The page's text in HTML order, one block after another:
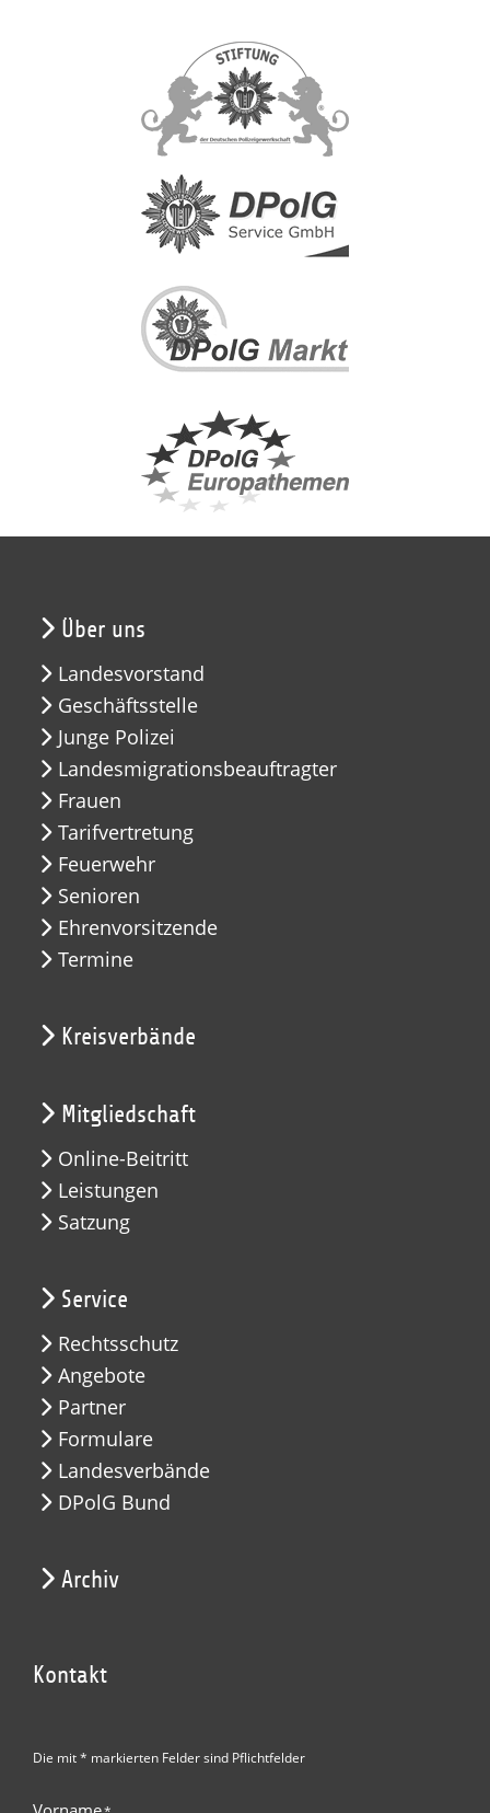
Über uns
Landesvorstand
Geschäftsstelle
Junge Polizei
Landesmigrationsbeauftragter
Frauen
Tarifvertretung
Feuerwehr
Senioren
Ehrenvorsitzende
Termine
Kreisverbände
Mitgliedschaft
Online-Beitritt
Leistungen
Satzung
Service
Rechtsschutz
Angebote
Partner
Formulare
Landesverbände
DPolG Bund
Archiv
Kontakt
Die mit * markierten Felder sind Pflichtfelder